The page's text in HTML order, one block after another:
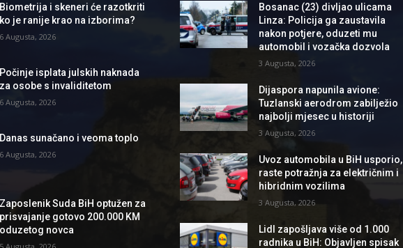
Biometrija i skeneri će razotkriti
ko je ranije krao na izborima?
6 Augusta, 2026
Počinje isplata julskih naknada
za osobe s invaliditetom
6 Augusta, 2026
Danas sunačano i veoma toplo
6 Augusta, 2026
Zaposlenik Suda BiH optužen za
prisvajanje gotovo 200.000 KM
oduzetog novca
Bosanac (23) divljao ulicama
Linza: Policija ga zaustavila
nakon potjere, oduzeti mu
automobil i vozačka dozvola
3 Augusta, 2026
Dijaspora napunila avione:
Tuzlanski aerodrom zabilježio
najbolji mjesec u historiji
3 Augusta, 2026
Uvoz automobila u BiH usporio,
raste potražnja za električnim i
hibridnim vozilima
3 Augusta, 2026
Lidl zapošljava više od 1.000
radnika u BiH: Objavljen spisak